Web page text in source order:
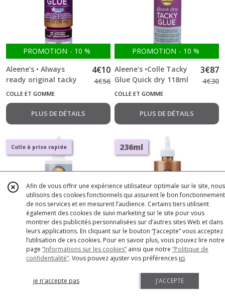
PROMOTION - 10 %
Aleene's • Always
ready original tacky
glue 118ml
4€10
4€56
COLLE ET GOMME
PLUS DE DÉTAILS
PROMOTION - 10 %
Aleene's •Colle Tacky
Glue Quick dry 118ml
3€87
4€30
COLLE ET GOMME
PLUS DE DÉTAILS
Colle à prise rapide
PROMOTION - 10 %
Aleene's • Colle Tacky
Glue Quick dry 236ml
7€11
7€90
236ml
PROMOTION - 10 %
Aleene's • Colle Tacky
Glue 236ml Grand
7€
COLLE ET GOMME
Afin de vous offrir une expérience utilisateur optimale sur le site, nous
utilisons des cookies fonctionnels qui assurent le bon fonctionnement
de nos services et en mesurent l’audience. Certains tiers utilisent
également des cookies de suivi marketing sur le site pour vous
montrer des publicités personnalisées sur d’autres sites Web et dans
leurs applications. En cliquant sur le bouton “J’accepte” vous acceptez
l’utilisation de ces cookies. Pour en savoir plus, vous pouvez lire notre
page “Informations sur les cookies” ainsi que notre “Politique de
confidentialité“. Vous pouvez ajuster vos préférences ici.
je n'accepte pas J'ACCEPTE